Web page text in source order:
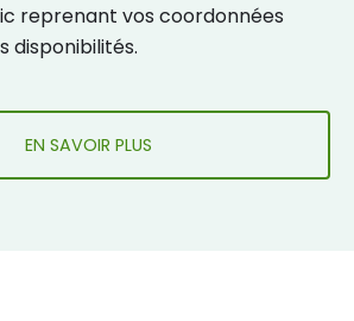
reprenant vos coordonnées
disponibilités.
EN SAVOIR PLUS